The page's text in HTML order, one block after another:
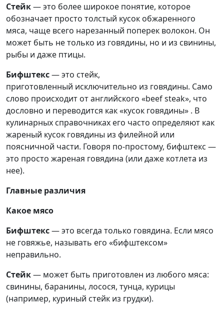
Стейк— это более широкое понятие, которое
обозначает просто толстый кусок обжаренного
мяса, чаще всего нарезанный поперек волокон. Он
может быть не только из говядины, но и из свинины,
рыбы и даже птицы.
Бифштекс— это стейк,
приготовленный исключительно из говядины. Само
слово происходит от английского «beef steak», что
дословно и переводится как «кусок говядины» . В
кулинарных справочниках его часто определяют как
жареный кусок говядины из филейной или
поясничной части. Говоря по-простому, бифштекс —
это просто жареная говядина (или даже котлета из
нее).
Главные различия
Какое мясо
Бифштекс— это всегда только говядина. Если мясо
не говяжье, называть его «бифштексом»
неправильно.
Стейк— может быть приготовлен из любого мяса:
свинины, баранины, лосося, тунца, курицы
(например, куриный стейк из грудки).